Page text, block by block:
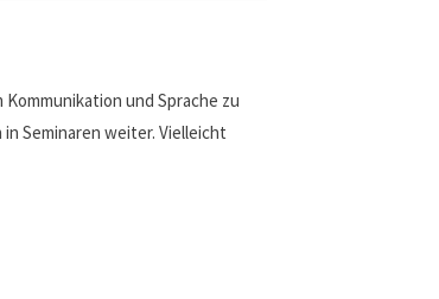
und Sprache zu
Seminaren weiter. Vielleicht